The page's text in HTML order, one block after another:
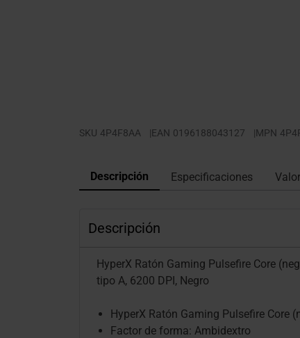
SKU 4P4F8AA |EAN 0196188043127 |MPN
Descripción Especificaciones
Descripción
HyperX Ratón Gaming Pulsefire Core
tipo A, 6200 DPI, Negro
HyperX Ratón Gaming Pulsefire Core
Factor de forma: Ambidextro